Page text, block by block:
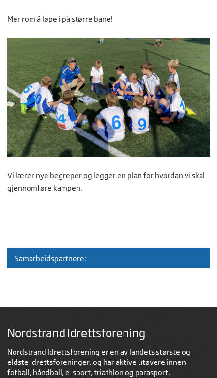
Mer rom å løpe i på større bane!
Vi lærer nye begreper og legger en plan for hvordan vi skal
gjennomføre kampen.
Samarbeidspartnere:
Nordstrand Idrettsforening
Nordstrand Idrettsforening er en av landets største og
eldste idrettsforeninger, og har aktive utøvere innen
fotball, håndball, e-sport, triathlon og parasport.